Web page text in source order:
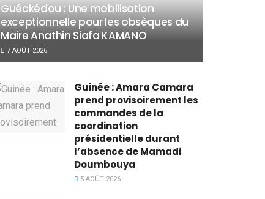
Guéckédou : Une mobilisation
exceptionnelle pour les obsèques du
Maire Anathin Siafa KAMANO
7 AOÛT 2026
Guinée : Amara Camara
prend provisoirement les
commandes de la
coordination
présidentielle durant
l’absence de Mamadi
Doumbouya
5 AOÛT 2026